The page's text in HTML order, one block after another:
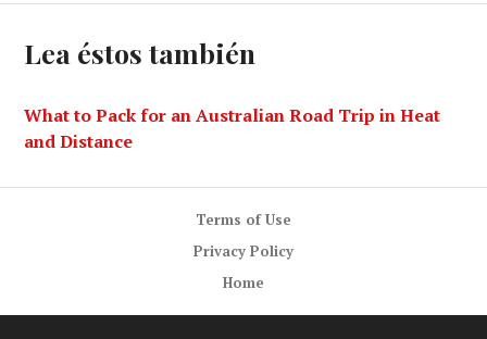
Lea éstos también
What to Pack for an Australian Road Trip in Heat
and Distance
Terms of Use
Privacy Policy
Home